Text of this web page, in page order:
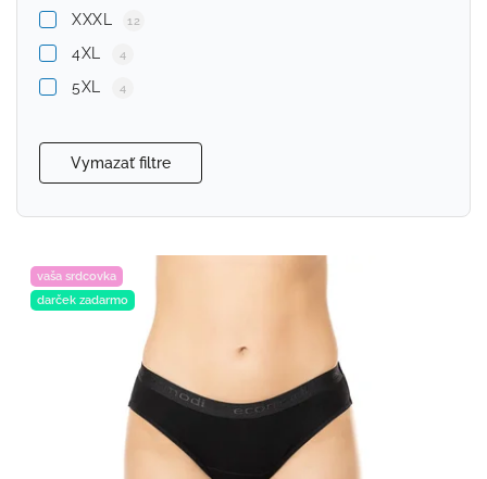
XXXL 12
4XL 4
5XL 4
Vymazať filtre
vaša srdcovka
darček zadarmo